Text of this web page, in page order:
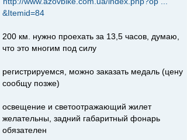
&Itemid=84
200 км. нужно проехать за 13,5 часов, думаю,
что это многим под силу
регистрируемся, можно заказать медаль (цену
сообщу позже)
освещение и светоотражающий жилет
желательны, задний габаритный фонарь
обязателен